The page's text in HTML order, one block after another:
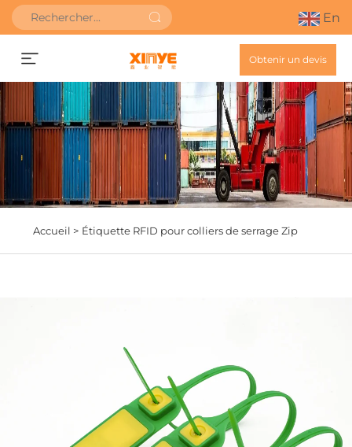
En
Obtenir un devis
Accueil > Étiquette RFID pour colliers de serrage Zip